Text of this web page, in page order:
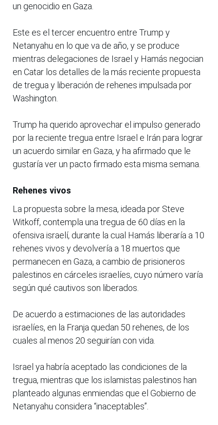
un genocidio en Gaza.
Este es el tercer encuentro entre Trump y
Netanyahu en lo que va de año, y se produce
mientras delegaciones de Israel y Hamás negocian
en Catar los detalles de la más reciente propuesta
de tregua y liberación de rehenes impulsada por
Washington.
Trump ha querido aprovechar el impulso generado
por la reciente tregua entre Israel e Irán para lograr
un acuerdo similar en Gaza, y ha afirmado que le
gustaría ver un pacto firmado esta misma semana.
Rehenes vivos
La propuesta sobre la mesa, ideada por Steve
Witkoff, contempla una tregua de 60 días en la
ofensiva israelí, durante la cual Hamás liberaría a 10
rehenes vivos y devolvería a 18 muertos que
permanecen en Gaza, a cambio de prisioneros
palestinos en cárceles israelíes, cuyo número varía
según qué cautivos son liberados.
De acuerdo a estimaciones de las autoridades
israelíes, en la Franja quedan 50 rehenes, de los
cuales al menos 20 seguirían con vida.
Israel ya habría aceptado las condiciones de la
tregua, mientras que los islamistas palestinos han
planteado algunas enmiendas que el Gobierno de
Netanyahu considera “inaceptables”.